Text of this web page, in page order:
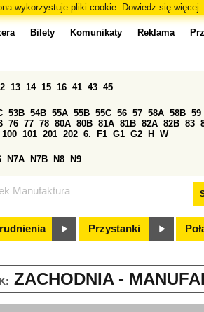
wykorzystuje pliki cookie. Dowiedz się więcej.
Manufaktura
Bilety Komunikaty Reklama
13 14 15 16 41 43 45
53B 54B 55A 55B 55C 56 57 58A 58B 59
76 77 78 80A 80B 81A 81B 82A 82B 83
100 101 201 202 6. F1 G1 G2 H W
N7A N7B N8 N9
Przystanki
ZACHODNIA -